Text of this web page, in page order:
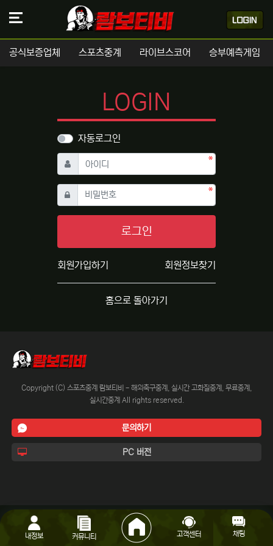
공식보증업체 스포츠중계 라이브스코어 승부예측게임
LOGIN
자동로그인
아이디 필수
비밀번호필수
로그인
회원가입하기 회원정보찾기
홈으로 돌아가기
Copyright (C) 스포츠중계 람보티비 - 해외축구중계, 실시간 고화질중계, 무료중계,
실시간중계 All rights reserved.
문의하기
PC 버전
내정보 커뮤니티 고객센터 채팅